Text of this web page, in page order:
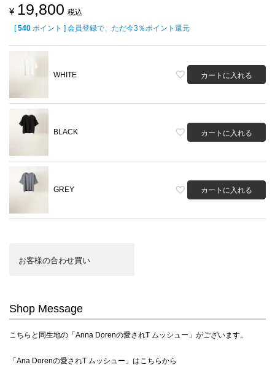
¥ 19,800 税込
[ 540 ポイント ] 会員登録で、ただ今3％ポイント還元
WHITE カートに入れる
BLACK カートに入れる
GREY カートに入れる
お客様の合わせ買い
Shop Message
こちらと同生地の 「Anna Dorenの愛されT ムッシュー」 がございます。
「Ana Dorenの愛されT ムッシュー」は こちらから